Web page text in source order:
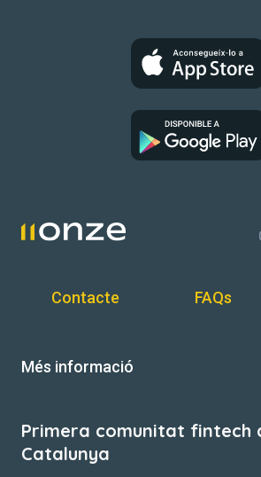
Contacte FAQs
Més informació
Primera comunitat fintech
Catalunya